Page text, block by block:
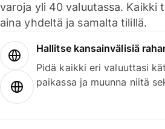
varoja yli 40 valuutassa. Kaikki
aina yhdeltä ja samalta tilillä.
Hallitse kansainvälisiä
Pidä kaikki eri valuuttasi
paikassa ja muunna niitä